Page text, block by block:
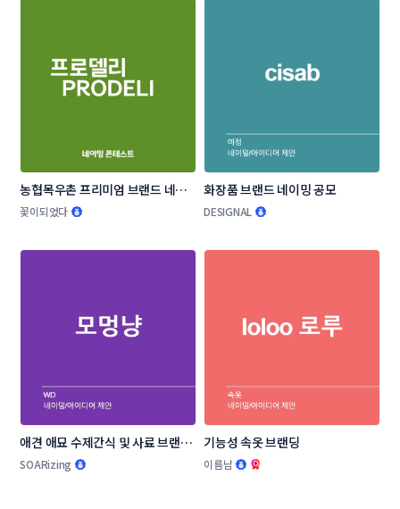
농협목우촌 프리미엄 브랜드 네이
밍 공모
꽃이되었다
화장품 브랜드 네이밍 공모
DESIGNAL
애견 애묘 수제간식 및 사료 브랜드
작명부탁드립니다.
SOARizing
기능성 속옷 브랜딩
이름남